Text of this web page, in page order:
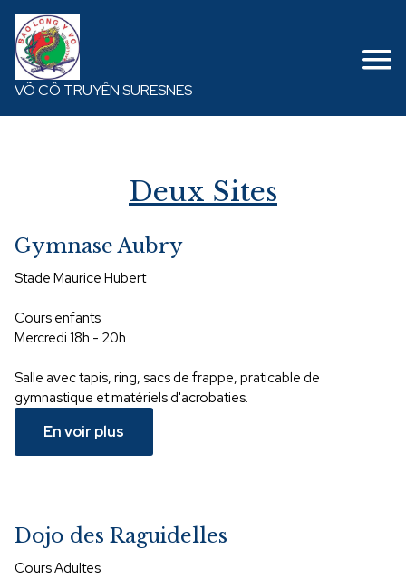
VÕ CÔ TRUYÊN SURESNES
Deux Sites
Gymnase Aubry
Stade Maurice Hubert
Cours enfants
Mercredi 18h - 20h
Salle avec tapis, ring, sacs de frappe, praticable de
gymnastique et matériels d'acrobaties.
En voir plus
Dojo des Raguidelles
Cours Adultes